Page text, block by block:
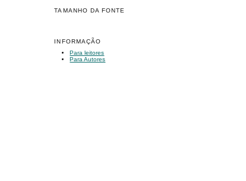
TAMANHO DA FONTE
INFORMAÇÃO
Para leitores
Para Autores